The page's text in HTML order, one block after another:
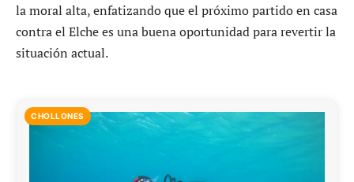
la moral alta, enfatizando que el próximo partido en casa
contra el Elche es una buena oportunidad para revertir la
situación actual.
CHOLLONES